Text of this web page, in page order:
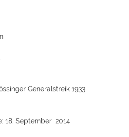
Generalstreik 1933
18. September 2014